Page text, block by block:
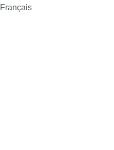
Français